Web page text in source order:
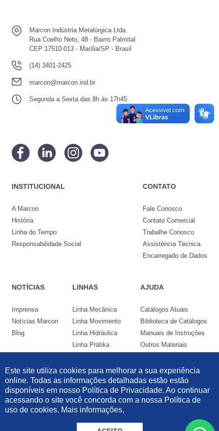
Marcon Indústria Metalúrgica Ltda.
Rua Coelho Neto, 48 - Bairro Palmital
CEP 17510-013 - Marília/SP - Brasil
(14) 3401-2425
marcon@marcon.ind.br
Segunda a Sexta das 8h às 17h45.
INSTITUCIONAL
A Marcon
História
Linha do Tempo
Responsabilidade Social
CONTATO
Fale Conosco
Contato Comercial
Trabalhe Conosco
Assistência Técnica
Encarregado de Dados
NOTÍCIAS
Imprensa
Notícias Marcon
Blog
LINHAS
Linha Mecânica
Linha Movimento
Linha Hidráulica
Linha Prátika
AJUDA
Catálogos Atuais
Biblioteca de Catálogos
Manuais de Instruções
Outros Materiais
Desenvolvido por:
Informações Legais Política de Privacidade
© 2021 Marcon Indústria Metalúrgica Ltda | 57.211.997/0001-46. Todos os
Este site utiliza cookies para melhorar a sua experiência
online. Todas as informações detalhadas estão estão
disponíveis em nosso Política de Privacidade. Ao continuar
acessando o site você concorda com a nossa Política de
uso de cookies. Mais informações,